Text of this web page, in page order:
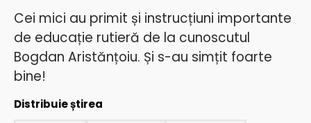
Cei mici au primit și instrucțiuni importante
de educație rutieră de la cunoscutul
Bogdan Aristănțoiu. Și s-au simțit foarte
bine!
Distribuie știrea